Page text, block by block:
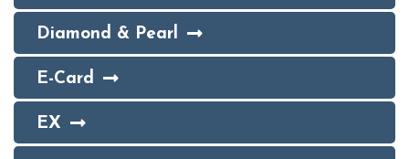
Diamond & Pearl
E-Card
EX